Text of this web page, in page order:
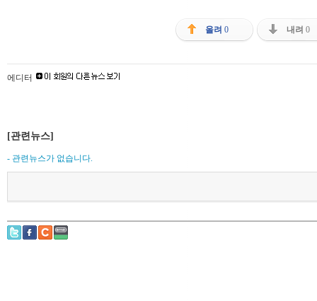
올려 0 내려 0
에디터
[관련뉴스]
- 관련뉴스가 없습니다.